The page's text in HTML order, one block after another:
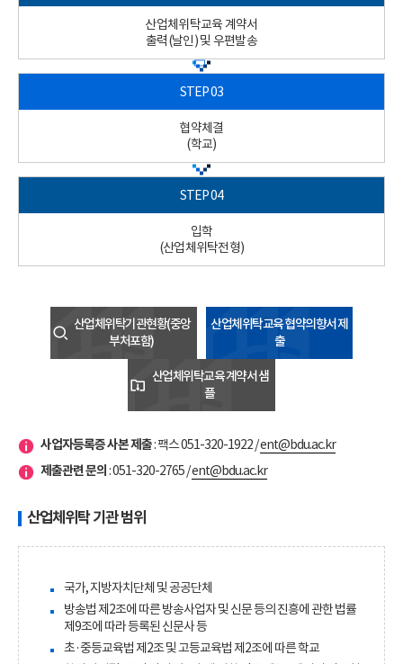
산업체위탁교육 계약서
출력(날인) 및 우편발송
협약체결
(학교)
입학
(산업체위탁전형)
산업체위탁기관현황(중앙
부처포함)
산업체위탁교육 협약의향서 제
출
산업체위탁교육 계약서 샘
플
사업자등록증 사본 제출: 팩스 051-320-1922 /ent@bdu.ac.kr
제출관련 문의 : 051-320-2765 /ent@bdu.ac.kr
산업체위탁 기관 범위
국가, 지방자치단체 및 공공단체
방송법 제2조에 따른 방송사업자 및 신문 등의 진흥에 관한 법률
제9조에 따라 등록된 신문사 등
초·중등교육법 제2조 및 고등교육법 제2조에 따른 학교